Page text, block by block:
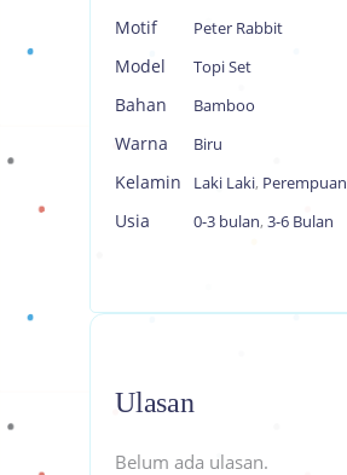
Motif Peter Rabbit
Model Topi Set
Bahan Bamboo
Warna Biru
Kelamin Laki Laki, Perempuan
Usia 0-3 bulan, 3-6 Bulan
Ulasan
Belum ada ulasan.